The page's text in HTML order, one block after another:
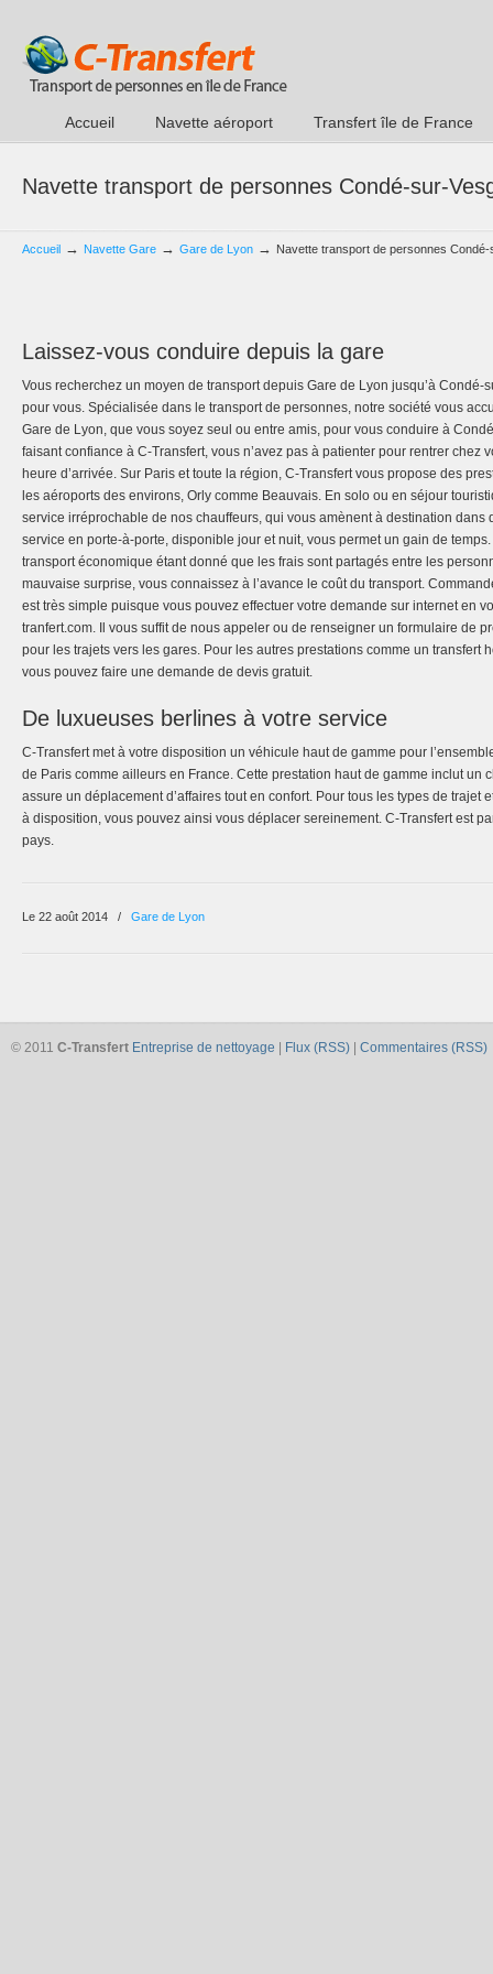
Accueil Navette aéroport Transfert île de France
Navette transport de personnes Condé-sur-
Accueil → Navette Gare → Gare de Lyon → Navette transport de personnes
Laissez-vous conduire depuis la gare
Vous recherchez un moyen de transport depuis Gare de Lyon jusqu’à Condé-
pour vous. Spécialisée dans le transport de personnes, notre société vous
Gare de Lyon, que vous soyez seul ou entre amis, pour vous conduire à
faisant confiance à C-Transfert, vous n’avez pas à patienter pour rentrer chez
heure d’arrivée. Sur Paris et toute la région, C-Transfert vous propose des
les aéroports des environs, Orly comme Beauvais. En solo ou en séjour
service irréprochable de nos chauffeurs, qui vous amènent à destination dans
service en porte-à-porte, disponible jour et nuit, vous permet un gain de temps.
transport économique étant donné que les frais sont partagés entre les
mauvaise surprise, vous connaissez à l’avance le coût du transport.
est très simple puisque vous pouvez effectuer votre demande sur internet en
tranfert.com. Il vous suffit de nous appeler ou de renseigner un formulaire de
pour les trajets vers les gares. Pour les autres prestations comme un transfert
vous pouvez faire une demande de devis gratuit.
De luxueuses berlines à votre service
C-Transfert met à votre disposition un véhicule haut de gamme pour
de Paris comme ailleurs en France. Cette prestation haut de gamme inclut un
assure un déplacement d’affaires tout en confort. Pour tous les types de trajet
à disposition, vous pouvez ainsi vous déplacer sereinement. C-Transfert est
pays.
Le 22 août 2014 / Gare de Lyon
© 2011 C-Transfert Entreprise de nettoyage Flux (RSS) Commentaires (RSS)